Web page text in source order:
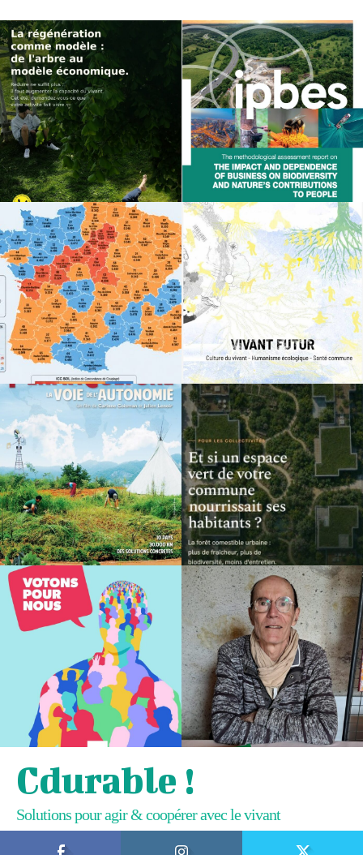
Cdurable !
Solutions pour agir & coopérer avec le vivant